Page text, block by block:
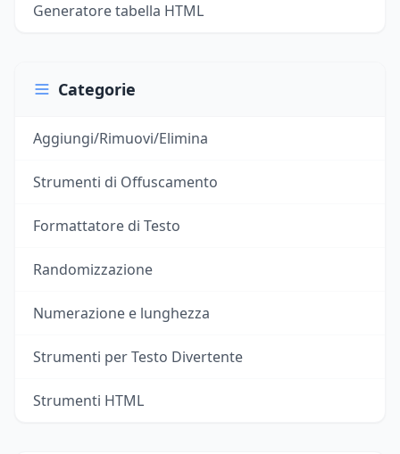
Generatore tabella HTML
Categorie
Aggiungi/Rimuovi/Elimina
Strumenti di Offuscamento
Formattatore di Testo
Randomizzazione
Numerazione e lunghezza
Strumenti per Testo Divertente
Strumenti HTML